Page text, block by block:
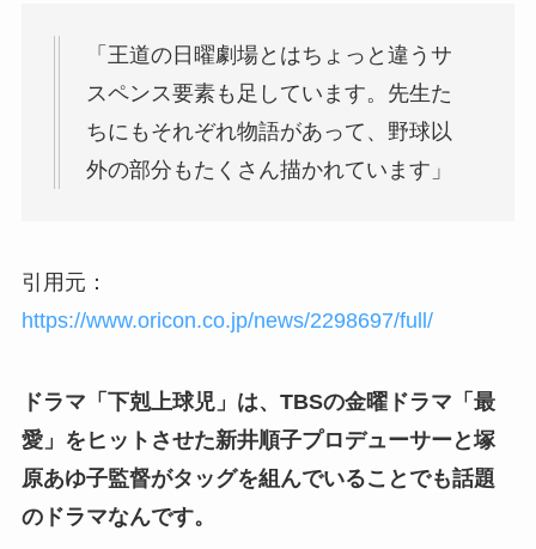
「王道の日曜劇場とはちょっと違うサ
スペンス要素も足しています。先生た
ちにもそれぞれ物語があって、野球以
外の部分もたくさん描かれています」
引用元：
https://www.oricon.co.jp/news/2298697/full/
ドラマ「下剋上球児」は、TBSの金曜ドラマ「最
愛」をヒットさせた新井順子プロデューサーと塚
原あゆ子監督がタッグを組んでいることでも話題
のドラマなんです。